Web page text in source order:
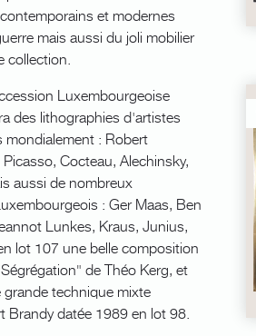
et modernes
mais aussi du joli mobilier
collection.
Luxembourgeoise
des lithographies d'artistes
mondialement : Robert
Cocteau, Alechinsky,
aussi de nombreux
: Ger Maas, Ben
Lunkes, Kraus, Junius,
lot 107 une belle composition
de Théo Kerg, et
grande technique mixte
Brandy datée 1989 en lot 98.